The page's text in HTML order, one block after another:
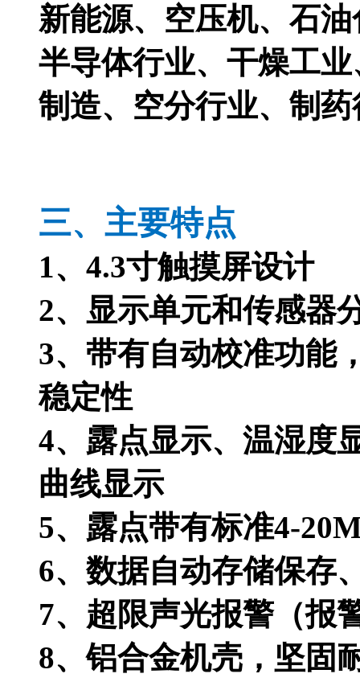
新能源、空压
半导体行业、干燥工
制造、空分行业、制
三、主要特点
1、 4.3寸触摸屏设计
2、 显示单元和传感器
3、 带有自动校准功能
稳定性
4、露点显示、温湿度
曲线显示
5、露点带有标准4-
6、数据自动存储保存
7、超限声光报警（报
8、铝合金机壳，坚固